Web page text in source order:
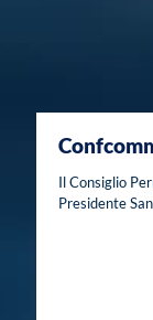
Il Consiglio
Presidente